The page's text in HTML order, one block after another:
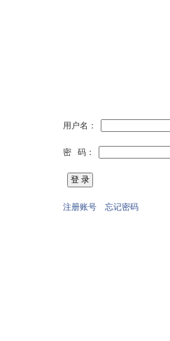
用户名：
密 码：
注册账号 忘记密码